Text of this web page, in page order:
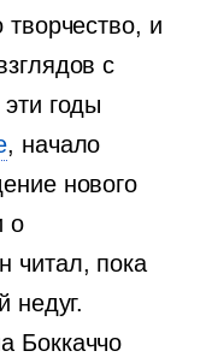
творчество, и
с
годы
, начало
нового
о
читал, пока
недуг.
Боккаччо